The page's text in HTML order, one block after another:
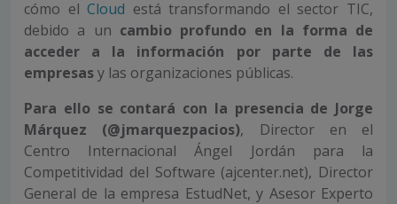
cómo elCloud está transformando el sector TIC,
debido a un cambio profundo en la forma de
acceder a la información por parte de las
empresasy las organizaciones públicas.
Para ello se contará con la presencia de Jorge
Márquez (@jmarquezpacios), Director en el
Centro Internacional Ángel Jordán para la
Competitividad del Software (ajcenter.net), Director
General de la empresa EstudNet, y Asesor Experto